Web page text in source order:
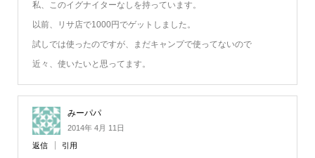
私、このイグナイターなしを持っています。
以前、リサ店で1000円でゲットしました。
試しでは使ったのですが、まだキャンプで使ってないので
近々、使いたいと思ってます。
みーパパ
2014年 4月 11日
返信 引用